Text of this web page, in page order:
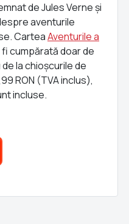
de Jules Verne și
aventurile
CarteaAventurile a
cumpărată doar de
de la chioșcurile de
RON (TVA inclus),
incluse.